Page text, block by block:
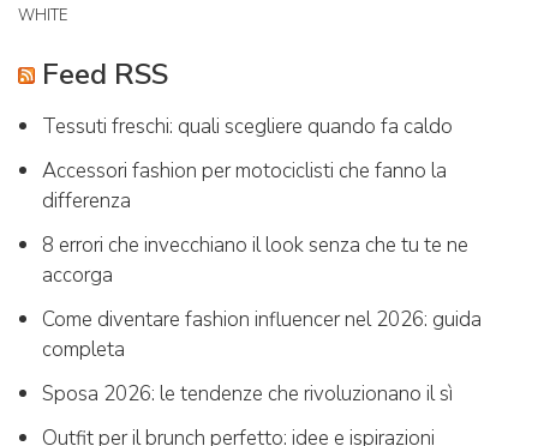
WHITE
Feed RSS
Tessuti freschi: quali scegliere quando fa caldo
Accessori fashion per motociclisti che fanno la
differenza
8 errori che invecchiano il look senza che tu te ne
accorga
Come diventare fashion influencer nel 2026: guida
completa
Sposa 2026: le tendenze che rivoluzionano il sì
Outfit per il brunch perfetto: idee e ispirazioni